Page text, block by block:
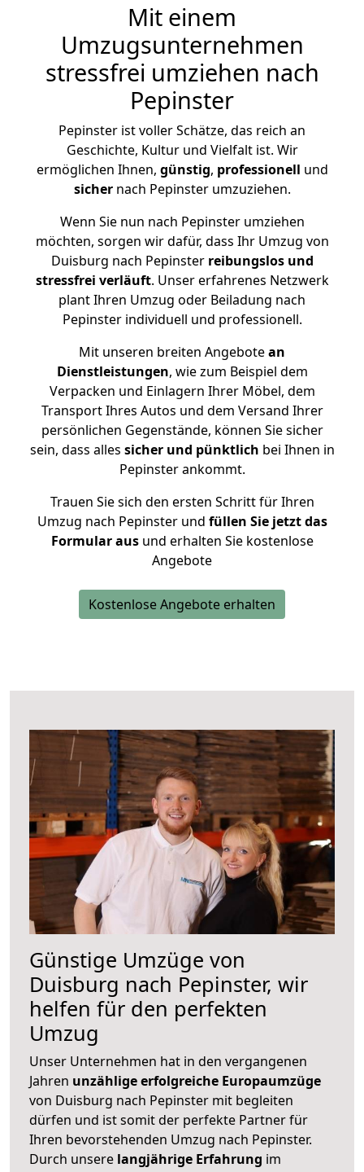
Mit einem
Umzugsunternehmen
stressfrei umziehen nach
Pepinster
Pepinster ist voller Schätze, das reich an
Geschichte, Kultur und Vielfalt ist. Wir
ermöglichen Ihnen, günstig, professionell und
sichernach Pepinster umzuziehen.
Wenn Sie nun nach Pepinster umziehen
möchten, sorgen wir dafür, dass Ihr Umzug von
Duisburg nach Pepinster reibungslos und
stressfrei verläuft. Unser erfahrenes Netzwerk
plant Ihren Umzug oder Beiladung nach
Pepinster individuell und professionell.
Mit unseren breiten Angebotean
Dienstleistungen, wie zum Beispiel dem
Verpacken und Einlagern Ihrer Möbel, dem
Transport Ihres Autos und dem Versand Ihrer
persönlichen Gegenstände, können Sie sicher
sein, dass alles sicher und pünktlich bei Ihnen in
Pepinster ankommt.
Trauen Sie sich den ersten Schritt für Ihren
Umzug nach Pepinster und füllen Sie jetzt das
Formular ausund erhalten Sie kostenlose
Angebote
Kostenlose Angebote erhalten
Günstige Umzüge von
Duisburg nach Pepinster, wir
helfen für den perfekten
Umzug
Unser Unternehmen hat in den vergangenen
Jahren unzählige erfolgreiche Europaumzüge
von Duisburg nach Pepinster mit begleiten
dürfen und ist somit der perfekte Partner für
Ihren bevorstehenden Umzug nach Pepinster.
Durch unsere langjährige Erfahrung im